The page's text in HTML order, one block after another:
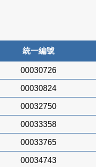
統一編號
00030726
00030824
00032750
00033358
00033765
00034743